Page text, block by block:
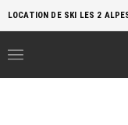
LOCATION DE SKI LES 2